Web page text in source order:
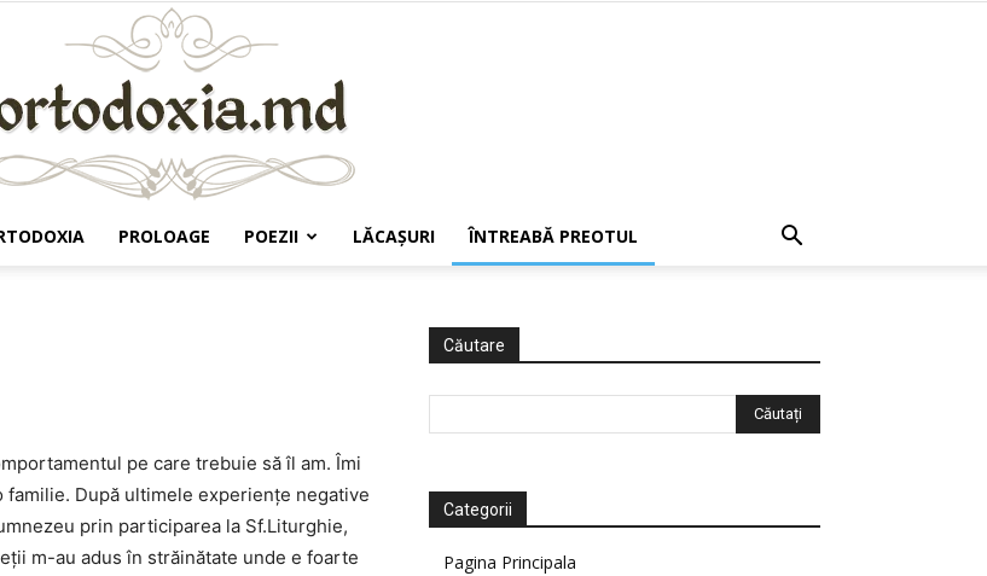
PROLOAGE POEZII LĂCAŞURI ÎNTREABĂ PREOTUL
pe care trebuie să îl am. Îmi
După ultimele experienţe negative
prin participarea la Sf.Liturghie,
m-au adus în străinătate unde e foarte
Căutare
Categorii
Pagina Principala